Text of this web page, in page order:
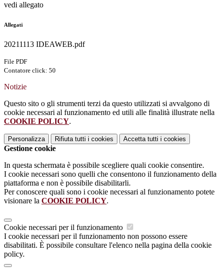
vedi allegato
Allegati
20211113 IDEAWEB.pdf
File PDF
Contatore click: 50
Notizie
Questo sito o gli strumenti terzi da questo utilizzati si avvalgono di
cookie necessari al funzionamento ed utili alle finalità illustrate nella
COOKIE POLICY.
Personalizza Rifiuta tutti i cookies Accetta tutti i cookies
Gestione cookie
In questa schermata è possibile scegliere quali cookie consentire.
I cookie necessari sono quelli che consentono il funzionamento della
piattaforma e non è possibile disabilitarli.
Per conoscere quali sono i cookie necessari al funzionamento potete
visionare la COOKIE POLICY.
Cookie necessari per il funzionamento
I cookie necessari per il funzionamento non possono essere
disabilitati. È possibile consultare l'elenco nella pagina della cookie
policy.